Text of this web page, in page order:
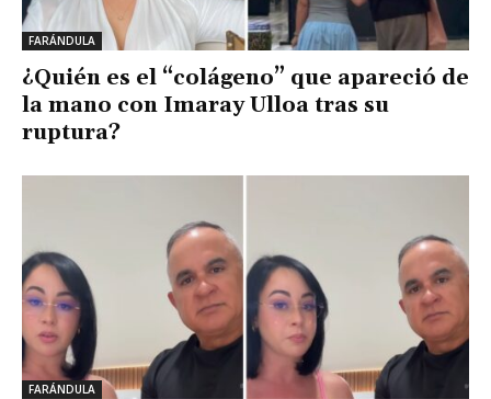
FARÁNDULA
¿Quién es el “colágeno” que apareció de
la mano con Imaray Ulloa tras su
ruptura?
FARÁNDULA